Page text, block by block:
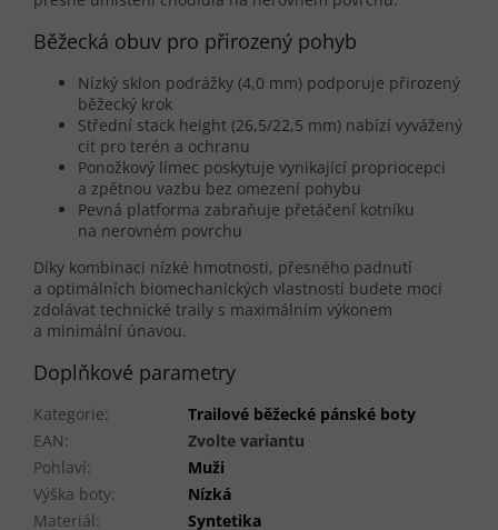
Běžecká obuv pro přirozený pohyb
Nízký sklon podrážky (4,0 mm) podporuje přirozený
běžecký krok
Střední stack height (26,5/22,5 mm) nabízí vyvážený
cit pro terén a ochranu
Ponožkový límec poskytuje vynikající propriocepci
a zpětnou vazbu bez omezení pohybu
Pevná platforma zabraňuje přetáčení kotníku
na nerovném povrchu
Díky kombinaci nízké hmotnosti, přesného padnutí
a optimálních biomechanických vlastností budete moci
zdolávat technické traily s maximálním výkonem
a minimální únavou.
Doplňkové parametry
Kategorie:
Trailové běžecké pánské boty
EAN:
Zvolte variantu
Pohlaví:
Muži
Výška boty:
Nízká
Materiál:
Syntetika